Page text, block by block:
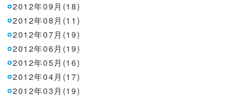
2012年09月(18)
2012年08月(11)
2012年07月(19)
2012年06月(19)
2012年05月(16)
2012年04月(17)
2012年03月(19)